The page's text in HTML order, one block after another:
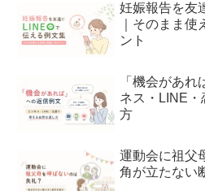
妊娠報告を友
｜そのまま
ント
「機会があ
ネス・LINE・
方
運動会に祖父
角が立たない